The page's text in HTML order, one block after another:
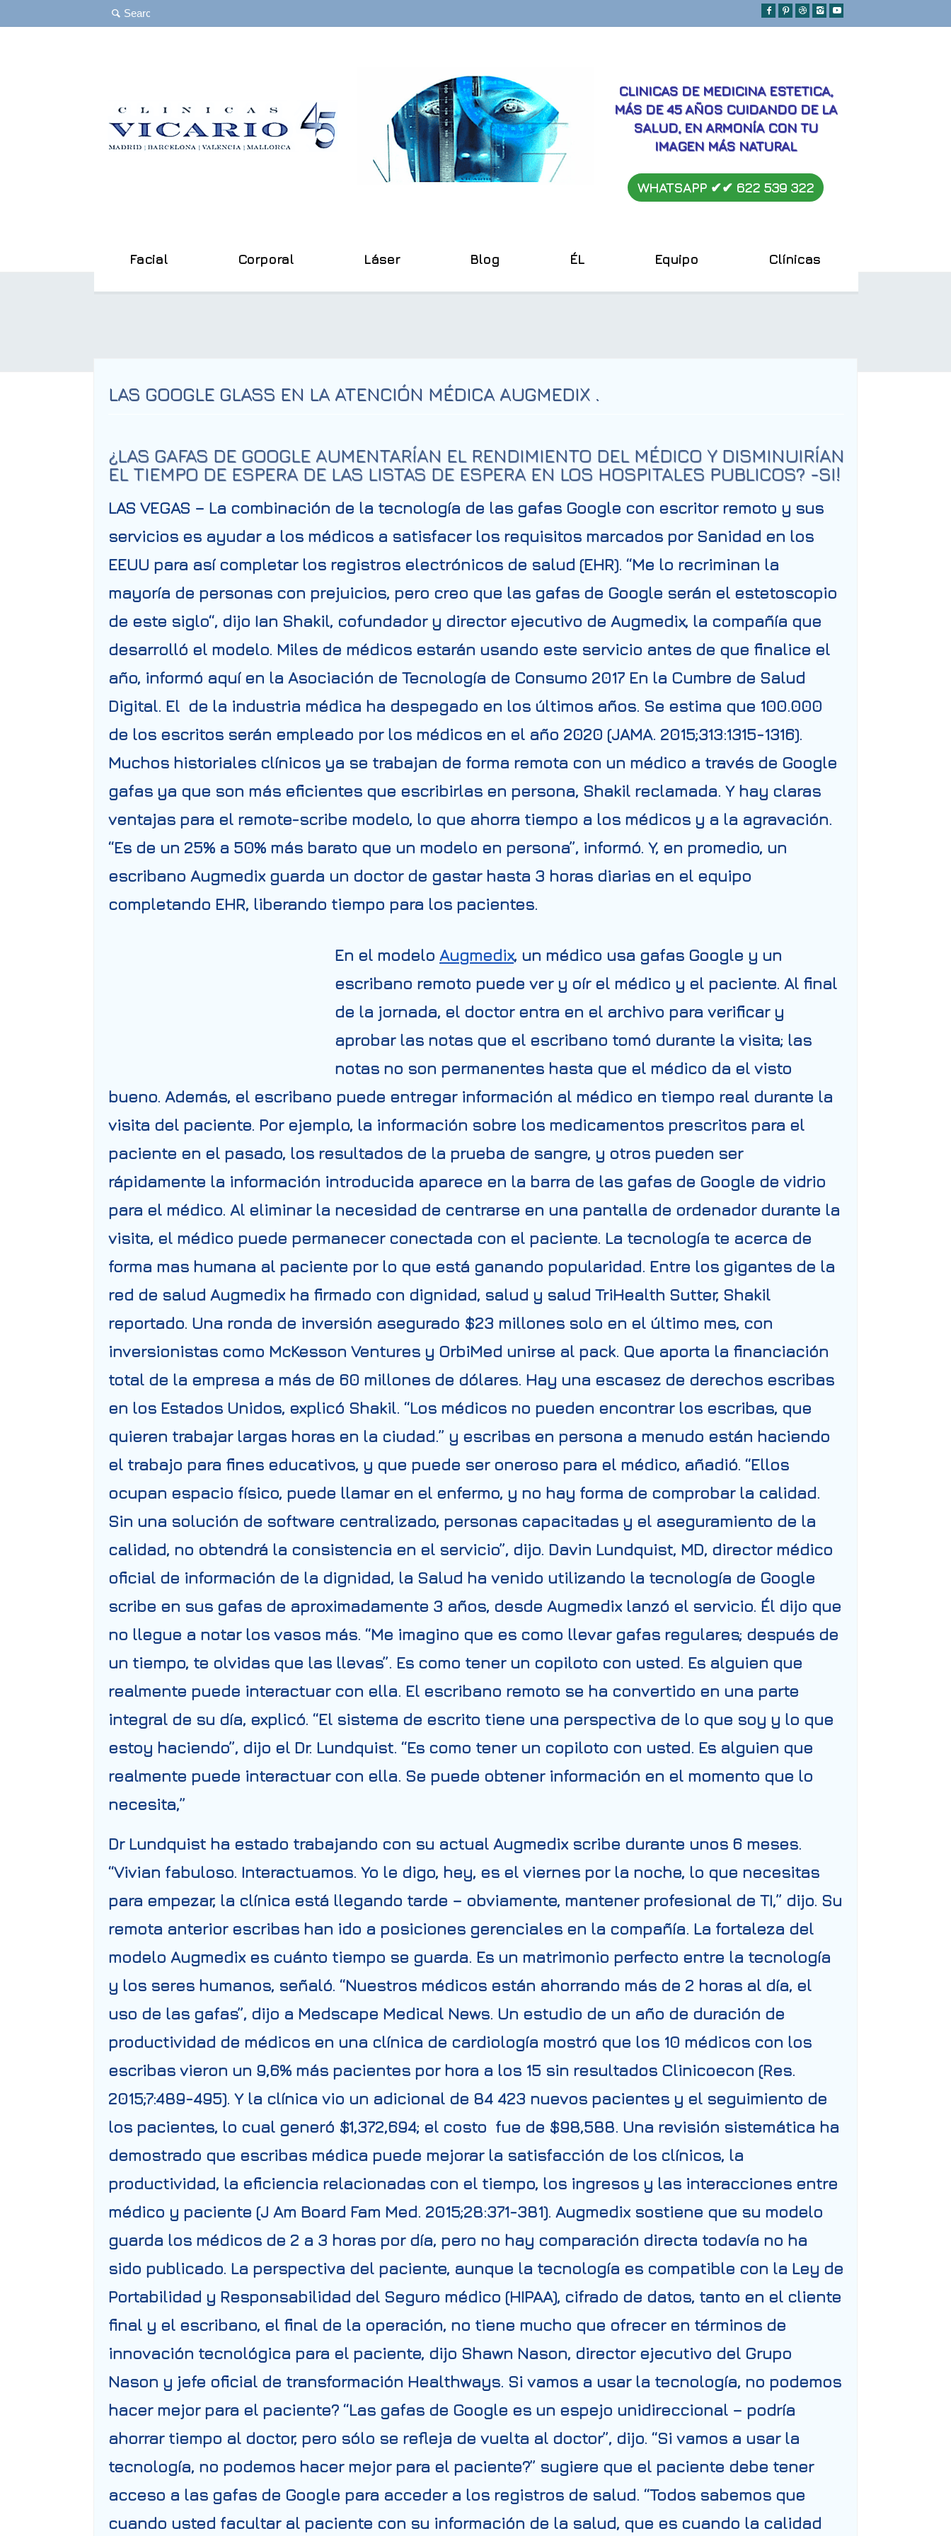
CLINICAS DE MEDICINA ESTETICA,
MÁS DE 45 AÑOS CUIDANDO DE LA
SALUD, EN ARMONÍA CON TU
IMAGEN MÁS NATURAL
WHATSAPP ✔︎✔︎ 622 539 322
Facial Corporal Láser Blog ÉL Equipo Clínicas
LAS GOOGLE GLASS EN LA ATENCIÓN MÉDICA AUGMEDIX .
¿LAS GAFAS DE GOOGLE AUMENTARÍAN EL RENDIMIENTO DEL MÉDICO Y DISMINUIRÍAN
EL TIEMPO DE ESPERA DE LAS LISTAS DE ESPERA EN LOS HOSPITALES PUBLICOS? -SI!
LAS VEGAS – La combinación de la tecnología de las gafas Google con escritor remoto y sus
servicios es ayudar a los médicos a satisfacer los requisitos marcados por Sanidad en los
EEUU para así completar los registros electrónicos de salud (EHR). “Me lo recriminan la
mayoría de personas con prejuicios, pero creo que las gafas de Google serán el estetoscopio
de este siglo“, dijo Ian Shakil, cofundador y director ejecutivo de Augmedix, la compañía que
desarrolló el modelo. Miles de médicos estarán usando este servicio antes de que finalice el
año, informó aquí en la Asociación de Tecnología de Consumo 2017 En la Cumbre de Salud
Digital. El de la industria médica ha despegado en los últimos años. Se estima que 100.000
de los escritos serán empleado por los médicos en el año 2020 (JAMA. 2015;313:1315-1316).
Muchos historiales clínicos ya se trabajan de forma remota con un médico a través de Google
gafas ya que son más eficientes que escribirlas en persona, Shakil reclamada. Y hay claras
ventajas para el remote-scribe modelo, lo que ahorra tiempo a los médicos y a la agravación.
“Es de un 25% a 50% más barato que un modelo en persona”, informó. Y, en promedio, un
escribano Augmedix guarda un doctor de gastar hasta 3 horas diarias en el equipo
completando EHR, liberando tiempo para los pacientes.
En el modelo Augmedix, un médico usa gafas Google y un
escribano remoto puede ver y oír el médico y el paciente. Al final
de la jornada, el doctor entra en el archivo para verificar y
aprobar las notas que el escribano tomó durante la visita; las
notas no son permanentes hasta que el médico da el visto
bueno. Además, el escribano puede entregar información al médico en tiempo real durante la
visita del paciente. Por ejemplo, la información sobre los medicamentos prescritos para el
paciente en el pasado, los resultados de la prueba de sangre, y otros pueden ser
rápidamente la información introducida aparece en la barra de las gafas de Google de vidrio
para el médico. Al eliminar la necesidad de centrarse en una pantalla de ordenador durante la
visita, el médico puede permanecer conectada con el paciente. La tecnología te acerca de
forma mas humana al paciente por lo que está ganando popularidad. Entre los gigantes de la
red de salud Augmedix ha firmado con dignidad, salud y salud TriHealth Sutter, Shakil
reportado. Una ronda de inversión asegurado $23 millones solo en el último mes, con
inversionistas como McKesson Ventures y OrbiMed unirse al pack. Que aporta la financiación
total de la empresa a más de 60 millones de dólares. Hay una escasez de derechos escribas
en los Estados Unidos, explicó Shakil. “Los médicos no pueden encontrar los escribas, que
quieren trabajar largas horas en la ciudad.” y escribas en persona a menudo están haciendo
el trabajo para fines educativos, y que puede ser oneroso para el médico, añadió. “Ellos
ocupan espacio físico, puede llamar en el enfermo, y no hay forma de comprobar la calidad.
Sin una solución de software centralizado, personas capacitadas y el aseguramiento de la
calidad, no obtendrá la consistencia en el servicio”, dijo. Davin Lundquist, MD, director médico
oficial de información de la dignidad, la Salud ha venido utilizando la tecnología de Google
scribe en sus gafas de aproximadamente 3 años, desde Augmedix lanzó el servicio. Él dijo que
no llegue a notar los vasos más. “Me imagino que es como llevar gafas regulares; después de
un tiempo, te olvidas que las llevas”. Es como tener un copiloto con usted. Es alguien que
realmente puede interactuar con ella. El escribano remoto se ha convertido en una parte
integral de su día, explicó. “El sistema de escrito tiene una perspectiva de lo que soy y lo que
estoy haciendo”, dijo el Dr. Lundquist. “Es como tener un copiloto con usted. Es alguien que
realmente puede interactuar con ella. Se puede obtener información en el momento que lo
necesita,”
Dr Lundquist ha estado trabajando con su actual Augmedix scribe durante unos 6 meses.
“Vivian fabuloso. Interactuamos. Yo le digo, hey, es el viernes por la noche, lo que necesitas
para empezar, la clínica está llegando tarde – obviamente, mantener profesional de TI,” dijo. Su
remota anterior escribas han ido a posiciones gerenciales en la compañía. La fortaleza del
modelo Augmedix es cuánto tiempo se guarda. Es un matrimonio perfecto entre la tecnología
y los seres humanos, señaló. “Nuestros médicos están ahorrando más de 2 horas al día, el
uso de las gafas”, dijo a Medscape Medical News. Un estudio de un año de duración de
productividad de médicos en una clínica de cardiología mostró que los 10 médicos con los
escribas vieron un 9,6% más pacientes por hora a los 15 sin resultados Clinicoecon (Res.
2015;7:489-495). Y la clínica vio un adicional de 84 423 nuevos pacientes y el seguimiento de
los pacientes, lo cual generó $1,372,694; el costo fue de $98,588. Una revisión sistemática ha
demostrado que escribas médica puede mejorar la satisfacción de los clínicos, la
productividad, la eficiencia relacionadas con el tiempo, los ingresos y las interacciones entre
médico y paciente (J Am Board Fam Med. 2015;28:371-381). Augmedix sostiene que su modelo
guarda los médicos de 2 a 3 horas por día, pero no hay comparación directa todavía no ha
sido publicado. La perspectiva del paciente, aunque la tecnología es compatible con la Ley de
Portabilidad y Responsabilidad del Seguro médico (HIPAA), cifrado de datos, tanto en el cliente
final y el escribano, el final de la operación, no tiene mucho que ofrecer en términos de
innovación tecnológica para el paciente, dijo Shawn Nason, director ejecutivo del Grupo
Nason y jefe oficial de transformación Healthways. Si vamos a usar la tecnología, no podemos
hacer mejor para el paciente? “Las gafas de Google es un espejo unidireccional – podría
ahorrar tiempo al doctor, pero sólo se refleja de vuelta al doctor”, dijo. “Si vamos a usar la
tecnología, no podemos hacer mejor para el paciente?” sugiere que el paciente debe tener
acceso a las gafas de Google para acceder a los registros de salud. “Todos sabemos que
cuando usted facultar al paciente con su información de la salud, que es cuando la calidad